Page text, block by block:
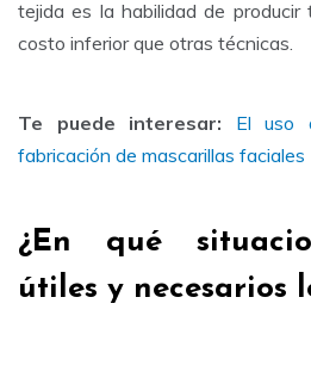
tejida es la habilidad de
costo inferior que otras técnicas.
Te puede interesar:
El uso
fabricación de mascarillas faciales
¿En qué
útiles y necesarios